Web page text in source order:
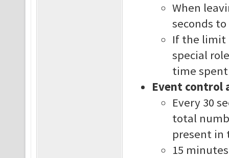
When
seconds
If the limit
special
time
Event control
Every 30
total
present in
15